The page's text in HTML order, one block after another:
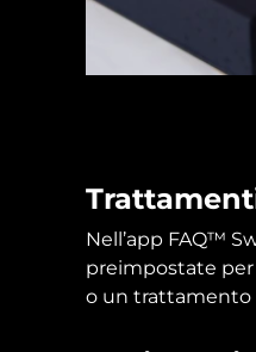
Nell’app FAQ™
preimpostate
o un trattamento
CHI SIAMO